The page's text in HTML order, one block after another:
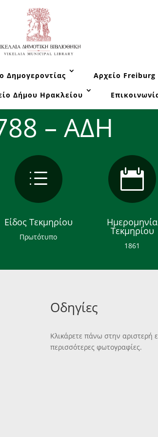
Δημογεροντίας Αρχείο Freiburg
Δήμου Ηρακλείου
– ΑΔΗ
d
Είδος Τεκμηρίου
Πρωτότυπο

Ημερομηνία
Τεκμηρίου
1861
Οδηγίες
Κλικάρετε πάνω στην αριστερή
περισσότερες φωτογραφίες.